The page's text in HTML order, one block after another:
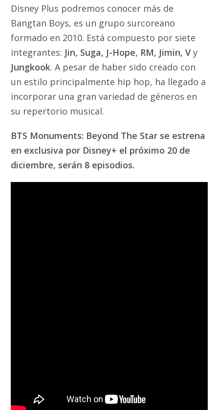
Disney Plus podremos conocer más de
Bangtan Boys, es un grupo surcoreano
formado en 2010. Está compuesto por siete
integrantes: Jin, Suga, J-Hope, RM, Jimin, V y
Jungkook. A pesar de haber sido creado con
un estilo principalmente hip hop, ha llegado a
incorporar una gran variedad de géneros en
su repertorio musical.
BTS Monuments: Beyond The Star se estrena
en exclusiva por Disney+ el próximo 20 de
diciembre, serán 8 episodios.